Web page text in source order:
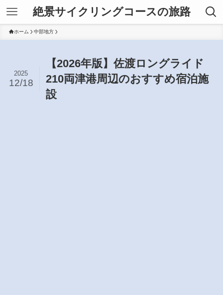
絶景サイクリングコースの旅路
ホーム 中部地方
【2026年版】佐渡ロングライド
210両津港周辺のおすすめ宿泊施
設
2025
12/18